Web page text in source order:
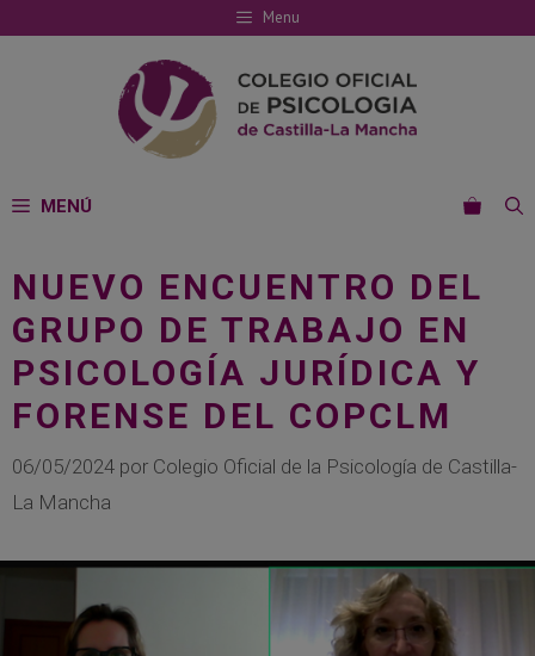
al
Menu
MENÚ
NUEVO ENCUENTRO DEL
GRUPO DE TRABAJO EN
PSICOLOGÍA JURÍDICA Y
FORENSE DEL COPCLM
06/05/2024 por Colegio Oficial de la Psicología de Castilla-
La Mancha